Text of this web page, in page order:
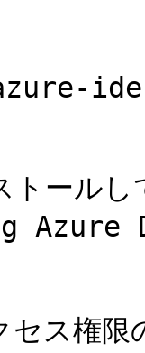
トール
ス権限